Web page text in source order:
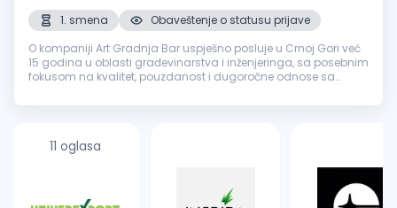
1. smena
Obaveštenje o statusu prijave
O kompaniji Art Gradnja Bar uspješno posluje u Crnoj Gori već
15 godina u oblasti građevinarstva i inženjeringa, sa posebnim
fokusom na kvalitet, pouzdanost i dugoročne odnose sa
ime na trži...
11 oglasa